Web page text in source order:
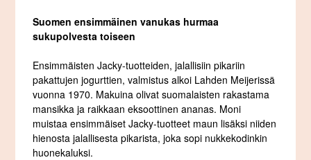
Suomen ensimmäinen vanukas hurmaa
sukupolvesta toiseen
Ensimmäisten Jacky-tuotteiden, jalallisiin pikariin
pakattujen jogurttien, valmistus alkoi Lahden Meijerissä
vuonna 1970. Makuina olivat suomalaisten rakastama
mansikka ja raikkaan eksoottinen ananas. Moni
muistaa ensimmäiset Jacky-tuotteet maun lisäksi niiden
hienosta jalallisesta pikarista, joka sopi nukkekodinkin
huonekaluksi.